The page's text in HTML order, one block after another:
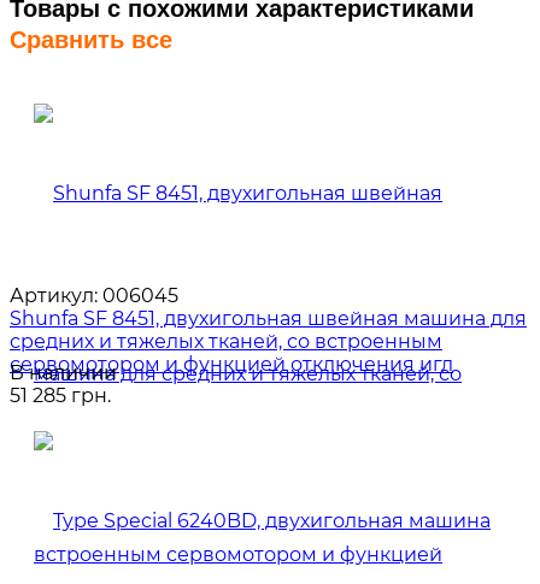
Товары с похожими характеристиками
Сравнить все
Артикул: 006045
Shunfa SF 8451, двухигольная швейная машина для
средних и тяжелых тканей, со встроенным
сервомотором и функцией отключения игл
В наличии
51 285 грн.